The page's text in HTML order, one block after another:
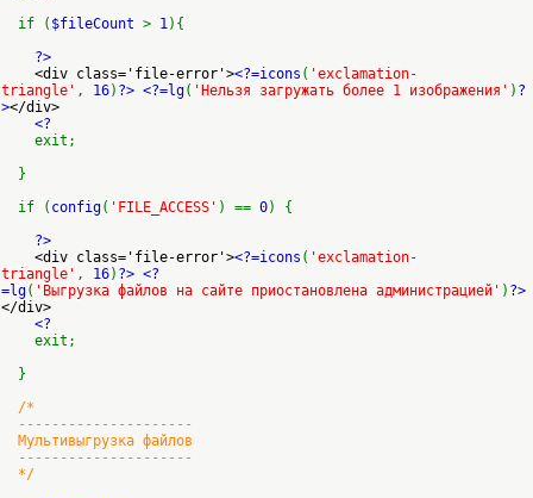
if ( $fileCount > 1){
?>
<div class='file-error'><?=icons ( 'exclamation-
triangle' , 16) ?> <?=lg( 'Нельзя загружать более 1 изображения' ) ?
></div>
<?
exit;
}
if ( config( 'FILE_ACCESS' ) == 0) {
?>
<div class='file-error'><?=icons ( 'exclamation-
triangle' , 16) ?> <?
=lg( 'Выгрузка файлов на сайте приостановлена администрацией' ) ?>
</div>
<?
exit;
}
/*
---------------------
Мультивыгрузка файлов
---------------------
*/